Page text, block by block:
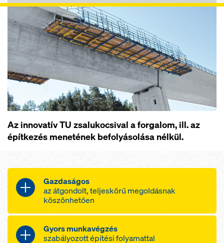
Az innovatív TU zsalukocsival a forgalom, ill. az
építkezés menetének befolyásolása nélkül.
Gazdaságos
az átgondolt, teljeskörű megoldásnak
köszönhetően
Garantáltan hatékony zsaluzási munka
a teljes egészében bérelhető,
Gyors munkavégzés
szabályozott építési folyamattal